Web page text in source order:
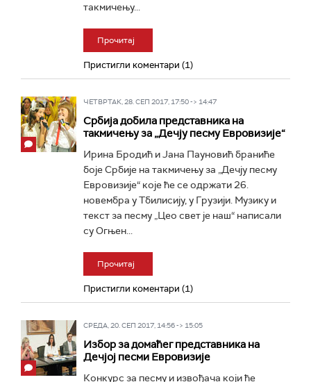
такмичењу...
Прочитај
Пристигли коментари (1)
ЧЕТВРТАК, 28. СЕП 2017, 17:50 -> 14:47
Србија добила представника на
такмичењу за „Дечју песму Евровизије“
Ирина Бродић и Јана Пауновић браниће
боје Србије на такмичењу за „Дечју песму
Евровизије“ које ће се одржати 26.
новембра у Тбилисију, у Грузији. Музику и
текст за песму „Цео свет је наш“ написали
су Огњен...
Прочитај
Пристигли коментари (1)
СРЕДА, 20. СЕП 2017, 14:56 -> 15:05
Избор за домаћег представника на
Дечјој песми Евровизије
Конкурс за песму и извођача који ће